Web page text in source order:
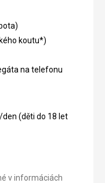
koutu*)
na telefonu
(děti do 18 let
v informáciách